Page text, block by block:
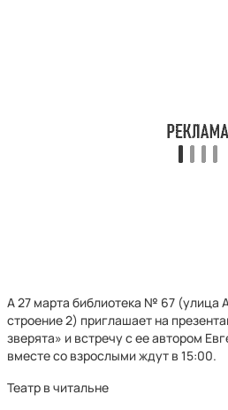
А 27 марта библиотека № 67 (улица
строение 2) приглашает на
зверята» и встречу с ее автором
вместе со взрослыми ждут в 15:00.
Театр в читальне